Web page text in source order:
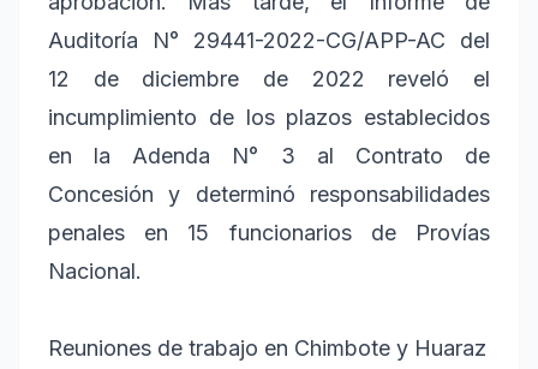
Auditoría N° 29441-2022-CG/APP-AC del
12 de diciembre de 2022 reveló el
incumplimiento de los plazos establecidos
en la Adenda N° 3 al Contrato de
Concesión y determinó responsabilidades
penales en 15 funcionarios de Provías
Nacional.
Reuniones de trabajo en Chimbote y Huaraz